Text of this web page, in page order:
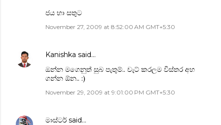
ජය හා සතුට
November 27, 2009 at 8:52:00 AM GMT+5:30
Kanishka said…
ඔන්න මගෙනුත් සුබ පැතුම්.. චැට් කරලම විස්තර අහ
ගන්න ඕන.. :)
November 29, 2009 at 9:01:00 PM GMT+5:30
මාස්ටර් said…